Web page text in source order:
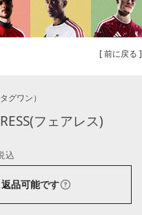
[ 前に戻る ]
グワン）
フェアレス)
込
品可能です